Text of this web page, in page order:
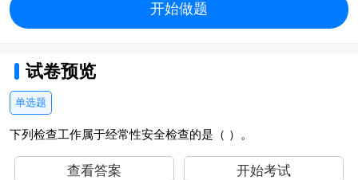
开始做题
试卷预览
单选题
下列检查工作属于经常性安全检查的是（ ）。
查看答案 开始考试